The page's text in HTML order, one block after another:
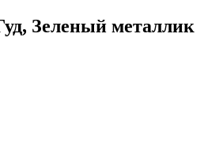
Зеленый металлик